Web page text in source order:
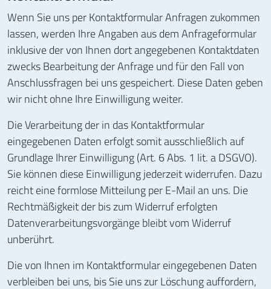
Wenn Sie uns per Kontaktformular Anfragen zukommen
lassen, werden Ihre Angaben aus dem Anfrageformular
inklusive der von Ihnen dort angegebenen Kontaktdaten
zwecks Bearbeitung der Anfrage und für den Fall von
Anschlussfragen bei uns gespeichert. Diese Daten geben
wir nicht ohne Ihre Einwilligung weiter.
Die Verarbeitung der in das Kontaktformular
eingegebenen Daten erfolgt somit ausschließlich auf
Grundlage Ihrer Einwilligung (Art. 6 Abs. 1 lit. a DSGVO).
Sie können diese Einwilligung jederzeit widerrufen. Dazu
reicht eine formlose Mitteilung per E-Mail an uns. Die
Rechtmäßigkeit der bis zum Widerruf erfolgten
Datenverarbeitungsvorgänge bleibt vom Widerruf
unberührt.
Die von Ihnen im Kontaktformular eingegebenen Daten
verbleiben bei uns, bis Sie uns zur Löschung auffordern,